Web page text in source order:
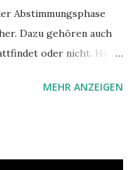
Abstimmungsphase
Dazu gehören auch
oder nicht. Hier
MEHR ANZEIGEN